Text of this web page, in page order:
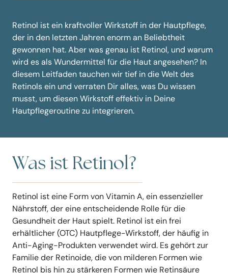
Retinol ist ein kraftvoller Wirkstoff in der Hautpflege,
der in den letzten Jahren enorm an Beliebtheit
gewonnen hat. Aber was genau ist Retinol, und warum
wird es als Wundermittel für die Haut angesehen? In
diesem Leitfaden tauchen wir tief in die Welt des
Retinols ein und verraten Dir alles, was Du wissen
musst, um diesen Wirkstoff effektiv in Deine
Hautpflegeroutine zu integrieren.
Was ist Retinol?
Retinol ist eine Form von Vitamin A, ein essenzieller
Nährstoff, der eine entscheidende Rolle für die
Gesundheit der Haut spielt. Retinol ist ein frei
erhältlicher (OTC) Hautpflege-Wirkstoff, der häufig in
Anti-Aging-Produkten verwendet wird. Es gehört zur
Familie der Retinoide, die von milderen Formen wie
Retinol bis hin zu stärkeren Formen wie Retinsäure